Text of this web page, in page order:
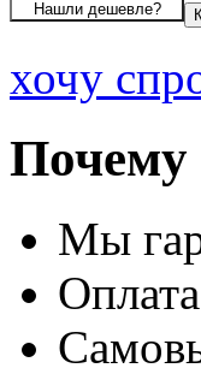
хочу
Почему
Мы